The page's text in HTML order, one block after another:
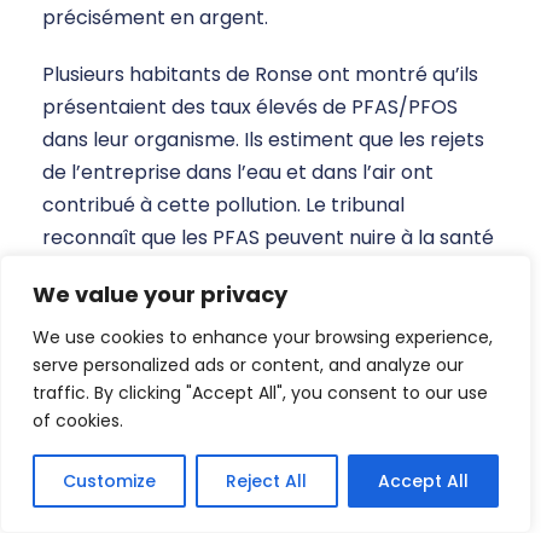
We value your privacy
We use cookies to enhance your browsing experience,
serve personalized ads or content, and analyze our
traffic. By clicking "Accept All", you consent to our use
of cookies.
Customize Reject All Accept All
précisément en argent.
Plusieurs habitants de Ronse ont montré qu’ils
présentaient des taux élevés de PFAS/PFOS
dans leur organisme. Ils estiment que les rejets
de l’entreprise dans l’eau et dans l’air ont
contribué à cette pollution. Le tribunal
reconnaît que les PFAS peuvent nuire à la santé
pour leur santé à cause du non-respect des
normes environnementales par l’entreprise.
Même si d’autres sources de PFAS existent, le
juge considère qu’il existe un lien entre
certaines infractions prouvées et l’angoisse
subie par les habitants.